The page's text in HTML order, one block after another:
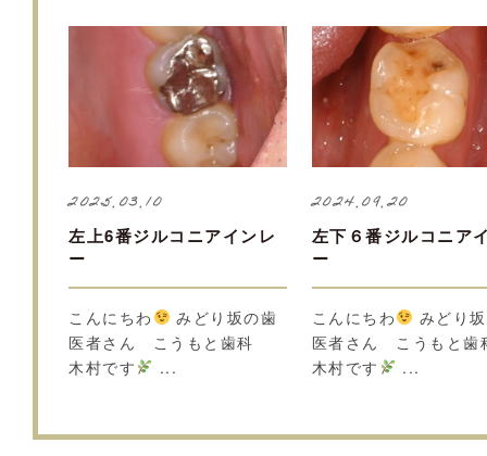
2025.03.10
左上6番ジルコニアインレ
ー
こんにちわ
みどり坂の歯
医者さん こうもと歯科
木村です
...
2024.09.20
左下６番ジルコニア
ー
こんにちわ
みどり
医者さん こうもと
木村です
...